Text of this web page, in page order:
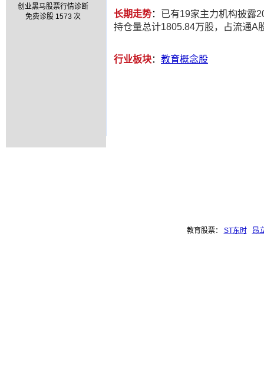
创业黑马股票行情诊断
免费诊股 1573 次
长期走势： 已有19家主力机构披露
持仓量总计1805.84万股，占流通A
行业板块： 教育概念股
教育股票： ST东时 昂